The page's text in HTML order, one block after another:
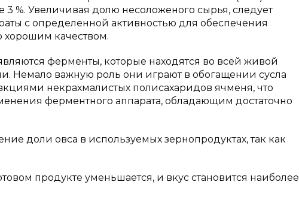
%. Увеличивая долю несоложеного сырья, следует
с определенной активностью для обеспечения
хорошим качеством.
ферменты, которые находятся во всей живой
Немало важную роль они играют в обогащении сусла
некрахмалистых полисахаридов ячменя, что
ферментного аппарата, обладающим достаточно
доли овса в используемых зернопродуктах, так как
продукте уменьшается, и вкус становится наиболее